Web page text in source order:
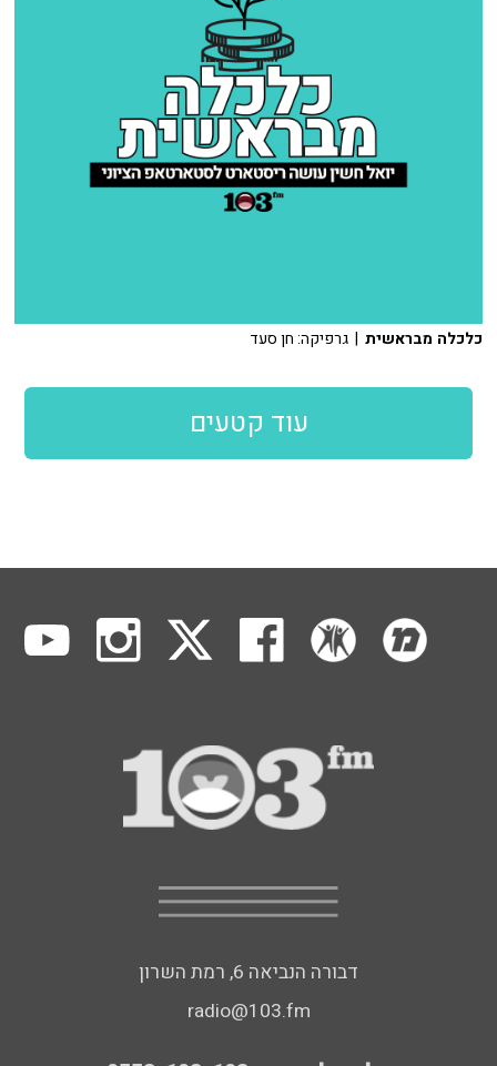
כלכלה מבראשית | גרפיקה: חן סעד
עוד קטעים
דבורה הנביאה 6, רמת השרון
radio@103.fm